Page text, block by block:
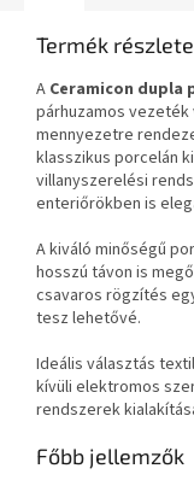
Termék
A Ceramicon
párhuzamos
mennyezetre
klasszikus porcelán
villanyszerelési
enteriőrökben is
A kiváló minőségű
hosszú távon is
csavaros rögzítés
tesz lehetővé.
Ideális választás
kívüli elektromos
rendszerek
Főbb jellemzők